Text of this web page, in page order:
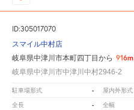
ID:305017070
スマイル中村店
岐阜県中津川市本町四丁目から 916m
岐阜県中津川市中津川中村2946-2
駐車場形式 - 屋内外形式
全長 - 全幅